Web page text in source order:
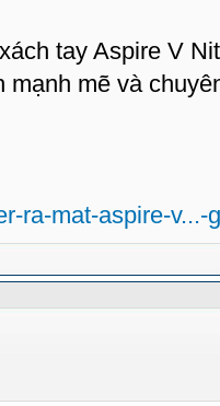
tay Aspire V
mạnh mẽ và
ra-mat-aspire-v...-